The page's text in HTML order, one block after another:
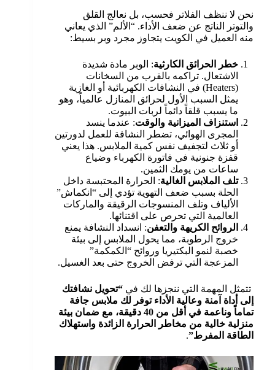
نحن لا ننظف الفلاتر فحسب، بل نعالج القلق
والتوتر الناتج عن ضعف الأداء. “الألم” الذي يعاني
منه العميل في الكويت يتجاوز مجرد وبر بسيط:
خطر الحرائق الكارثية: الوبر مادة شديدة
الاشتعال. تراكمه بالقرب من السخانات
(Heaters) في النشافات الكهربائية أو الغازية
يمثل السبب الأول لحرائق المنازل عالمياً، وهو
ما يسبب قلقاً دائماً لربات البيوت.
استنزاف الميزانية والوقت: عندما ينسد
المجرى الهوائي، تضطر النشافة للعمل لدورتين
أو ثلاث لتجفيف نفس كمية الملابس. هذا يعني
قفزة جنونية في فاتورة الكهرباء وضياع
ساعات من يومك الثمين.
تلف الملابس الغالية: الحرارة المحتبسة داخل
الحلة بسبب ضعف التهوية تؤدي إلى “انكماش”
الألياف وتلف المنسوجات الرقيقة والماركات
العالمية التي تحرص على اقتنائها.
الروائح الكريهة والتعفن: انسداد النشافة يمنع
خروج الرطوبة، مما يحول الملابس إلى بيئة
خصبة لنمو البكتيريا وروائح “الكمكمة”
المزعجة التي ترفض الخروج حتى بعد الغسيل.
تتمثل المهمة التي ننجزها لك في “تحويل نشافتك
إلى أداة آمنة وعالية الأداء توفر لك ملابس جافة
تماماً وناعمة في أقل من 40 دقيقة، مع ضمان بيئة
منزلية خالية من مخاطر الحرارة الزائدة واستهلاك
الطاقة المفرط”.